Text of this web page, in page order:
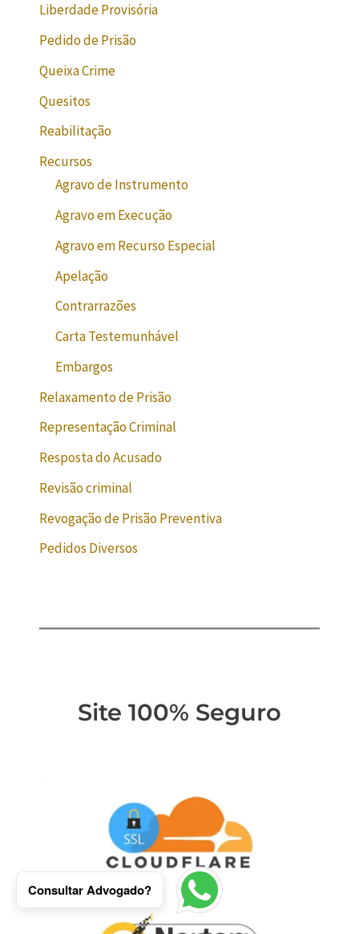
Liberdade Provisória
Pedido de Prisão
Queixa Crime
Quesitos
Reabilitação
Recursos
Agravo de Instrumento
Agravo em Execução
Agravo em Recurso Especial
Apelação
Contrarrazões
Carta Testemunhável
Embargos
Relaxamento de Prisão
Representação Criminal
Resposta do Acusado
Revisão criminal
Revogação de Prisão Preventiva
Pedidos Diversos
Site 100% Seguro
Consultar Advogado?